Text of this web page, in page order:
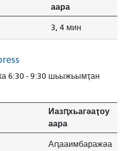
аара
3, 4 мин
6:30 - 9:30 шьыжьымҭан
Иазԥхьагәаҭоу
аара
Аԥааимбаражәа